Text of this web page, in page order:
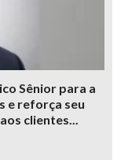
Sênior para a
e reforça seu
clientes...